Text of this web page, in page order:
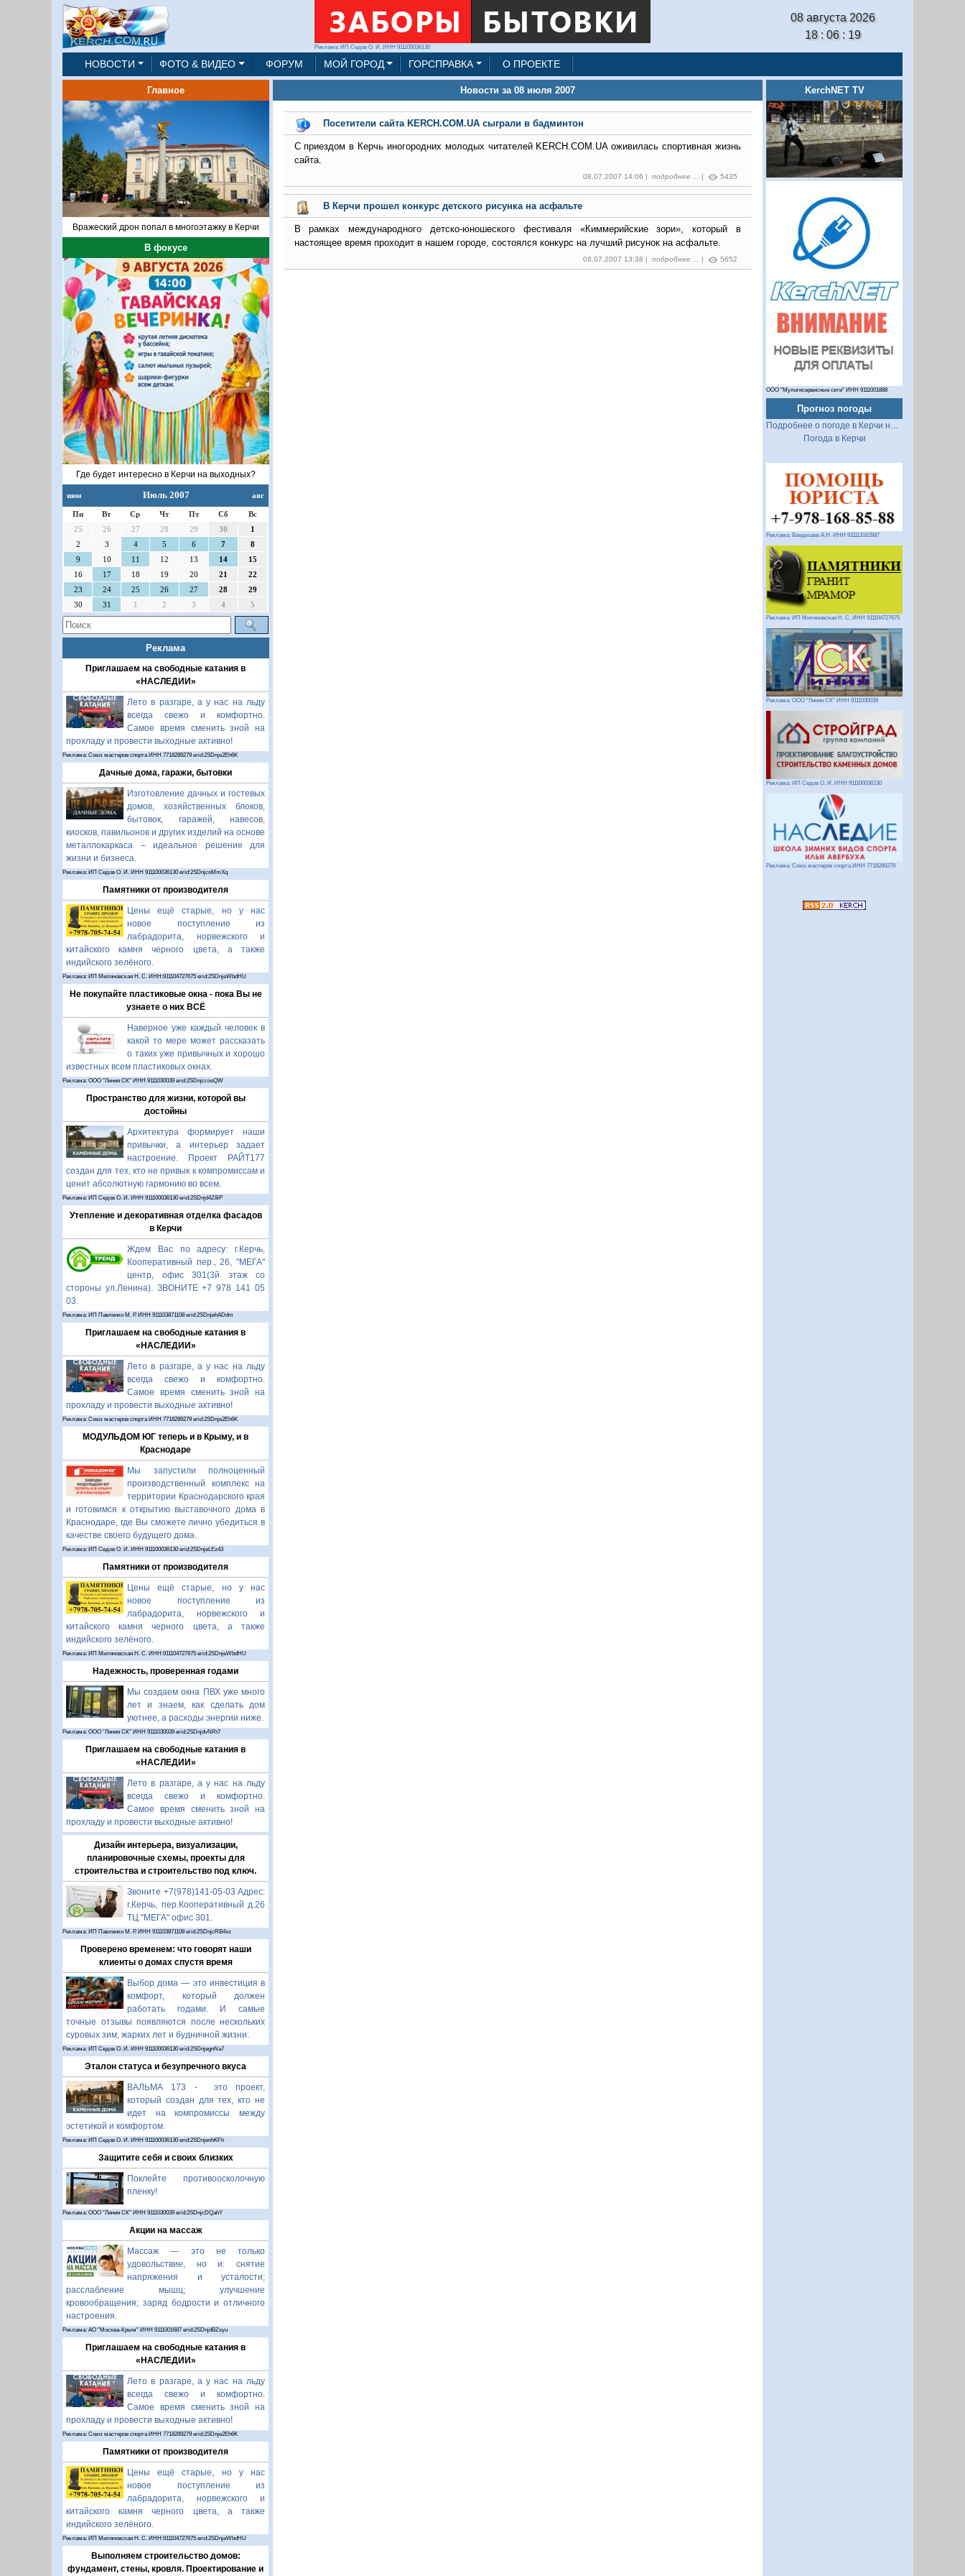
Реклама: ИП Седов О. И. ИНН 911100036130
08 августа 2026
18 : 06 : 20
НОВОСТИ ФОТО & ВИДЕО ФОРУМ МОЙ ГОРОД ГОРСПРАВКА О ПРОЕКТЕ
Главное
Вражеский дрон попал в многоэтажку в Керчи
В фокусе
Где будет интересно в Керчи на выходных?
июн Июль 2007 авг
Пн Вт Ср Чт Пт Сб
Вс
25
26 27 28 29 30
1
2
3 4 5 6 7
8
9
10 11 12 13 14
15
16
17 18 19 20 21
22
23
24 25 26 27 28
29
30
31 1 2 3 4 5
Реклама
Приглашаем на свободные катания в
«НАСЛЕДИИ»
Лето в разгаре, а у нас на льду
всегда свежо и комфортно.
Самое время сменить зной на
прохладу и провести выходные активно!
Реклама: Союз мастеров спорта ИНН 7718289279 erid:2SDnje2Eh6K
Дачные дома, гаражи, бытовки
Изготовление дачных и гостевых
домов, хозяйственных блоков,
бытовок, гаражей, навесов,
киосков, павильонов и других изделий на основе
металлокаркаса – идеальное решение для
жизни и бизнеса.
Реклама: ИП Седов О. И. ИНН 911100036130 erid:2SDnjcoMmXq
Памятники от производителя
Цены ещё старые, но у нас
новое поступление из
лабрадорита, норвежского и
китайского камня черного цвета, а также
индийского зелёного.
Реклама: ИП Миляновская Н. С. ИНН:911104727675 erid:2SDnjeWbdHU
Не покупайте пластиковые окна - пока Вы не
узнаете о них ВСЁ
Наверное уже каждый человек в
какой то мере может рассказать
о таких уже привычных и хорошо
известных всем пластиковых окнах.
Реклама: ООО "Линия СК" ИНН 9111030039 erid:2SDnjccooQW
Пространство для жизни, которой вы
достойны
Архитектура формирует наши
привычки, а интерьер задает
настроение. Проект РАЙТ177
создан для тех, кто не привык к компромиссам и
ценит абсолютную гармонию во всем.
Реклама: ИП Седов О. И. ИНН 911100036130 erid:2SDnjd4Z8iP
Утепление и декоративная отделка фасадов
в Керчи
Ждем Вас по адресу: г.Керчь,
Кооперативный пер., 26, "МЕГА"
центр, офис 301(3й этаж со
стороны ул.Ленина). ЗВОНИТЕ +7 978 141 05
03.
Реклама: ИП Павленко М. Р. ИНН 911103871108 erid:2SDnjehADdm
Приглашаем на свободные катания в
«НАСЛЕДИИ»
Лето в разгаре, а у нас на льду
всегда свежо и комфортно.
Самое время сменить зной на
прохладу и провести выходные активно!
Реклама: Союз мастеров спорта ИНН 7718289279 erid:2SDnje2Eh6K
МОДУЛЬДОМ ЮГ теперь и в Крыму, и в
Краснодаре
Мы запустили полноценный
производственный комплекс на
территории Краснодарского края
и готовимся к открытию выставочного дома в
Краснодаре, где Вы сможете лично убедиться в
качестве своего будущего дома.
Реклама: ИП Седов О. И. ИНН 911100036130 erid:2SDnjeLEz43
Памятники от производителя
Цены ещё старые, но у нас
новое поступление из
лабрадорита, норвежского и
китайского камня черного цвета, а также
индийского зелёного.
Реклама: ИП Миляновская Н. С. ИНН:911104727675 erid:2SDnjeWbdHU
Надежность, проверенная годами
Мы создаем окна ПВХ уже много
лет и знаем, как сделать дом
уютнее, а расходы энергии ниже.
Реклама: ООО "Линия СК" ИНН 9111030039 erid:2SDnjdvNRt7
Приглашаем на свободные катания в
«НАСЛЕДИИ»
Лето в разгаре, а у нас на льду
всегда свежо и комфортно.
Самое время сменить зной на
прохладу и провести выходные активно!
Дизайн интерьера, визуализации,
планировочные схемы, проекты для
строительства и строительство под ключ.
Звоните +7(978)141-05-03 Адрес:
г.Керчь, пер.Кооперативный д.26
ТЦ "МЕГА" офис 301.
Реклама: ИП Павленко М. Р. ИНН 911103871108 erid:2SDnjcRB4xz
Проверено временем: что говорят наши
клиенты о домах спустя время
Выбор дома — это инвестиция в
комфорт, который должен
работать годами. И самые
точные отзывы появляются после нескольких
суровых зим, жарких лет и будничной жизни.
Реклама: ИП Седов О. И. ИНН 911100036130 erid:2SDnjegnNa7
Эталон статуса и безупречного вкуса
ВАЛЬМА 173 - это проект,
который создан для тех, кто не
идет на компромиссы между
эстетикой и комфортом.
Реклама: ИП Седов О. И. ИНН 911100036130 erid:2SDnjenhKFh
Защитите себя и своих близких
Поклейте противоосколочную
пленку!
Реклама: ООО "Линия СК" ИНН 9111030039 erid:2SDnjcDQahY
Акции на массаж
Массаж — это не только
удовольствие, но и: снятие
напряжения и усталости;
расслабление мышц; улучшение
кровообращения; заряд бодрости и отличного
настроения.
Реклама: АО "Москва-Крым" ИНН 9111001687 erid:2SDnjdBZsyu
Приглашаем на свободные катания в
«НАСЛЕДИИ»
Лето в разгаре, а у нас на льду
всегда свежо и комфортно.
Самое время сменить зной на
прохладу и провести выходные активно!
Реклама: Союз мастеров спорта ИНН 7718289279 erid:2SDnje2Eh6K
Памятники от производителя
Цены ещё старые, но у нас
новое поступление из
лабрадорита, норвежского и
китайского камня черного цвета, а также
индийского зелёного.
Реклама: ИП Миляновская Н. С. ИНН:911104727675 erid:2SDnjeWbdHU
Выполняем строительство домов:
фундамент, стены, кровля. Проектирование и
Новости за 08 июля 2007
Посетители сайта KERCH.COM.UA сыграли в бадминтон
С приездом в Керчь иногородних молодых читателей KERCH.COM.UA оживилась спортивная жизнь
сайта.
08.07.2007 14:06 | подробнее ... | 5435
В Керчи прошел конкурс детского рисунка на асфальте
В рамках международного детско-юношеского фестиваля «Киммерийские зори», который в
настоящее время проходит в нашем городе, состоялся конкурс на лучший рисунок на асфальте.
08.07.2007 13:38 | подробнее ... | 5652
KerchNET TV
ООО "Мультисервисные сети" ИНН 9111001888
Прогноз погоды
Подробнее о погоде в Керчи на 2 недели
Погода в Керчи
Реклама: Вандышев А.Н. ИНН 911113162887
Реклама: ИП Миляновская Н. С. ИНН 911104727675
Реклама: ООО "Линия СК" ИНН 9111030039
Реклама: ИП Седов О. И. ИНН 911100036130
Реклама: Союз мастеров спорта ИНН 7718289279